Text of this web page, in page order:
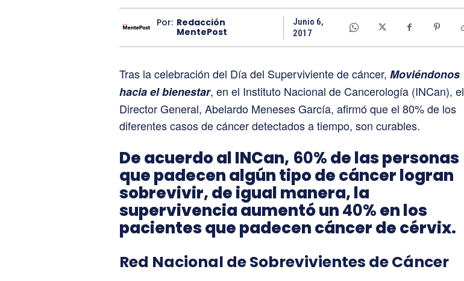
Por: Redacción
MentePost
Junio 6,
2017
Tras la celebración del Día del Superviviente de cáncer, Moviéndonos
hacia el bienestar, en el Instituto Nacional de Cancerología (INCan), el
Director General, Abelardo Meneses García, afirmó que el 80% de los
diferentes casos de cáncer detectados a tiempo, son curables.
De acuerdo al INCan, 60%de las personas
que padecen algún tipo de cáncer logran
sobrevivir, de igual manera, la
supervivencia aumentó un40%en los
pacientes que padecen cáncer de cérvix.
Red Nacional de Sobrevivientes de Cáncer